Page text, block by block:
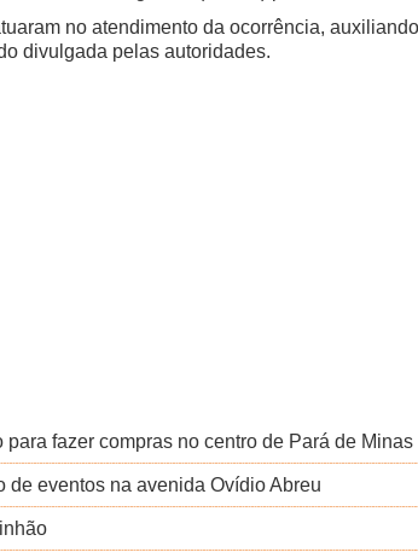
no atendimento da ocorrência,
divulgada pelas autoridades.
fazer compras no centro de Pará de Minas
de eventos na avenida Ovídio Abreu